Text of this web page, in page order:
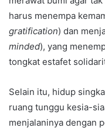
harus menempa
gratification) dan
minded), yang
tongkat estafet
Selain itu, hidup
ruang tunggu kesia-
menjalaninya dengan